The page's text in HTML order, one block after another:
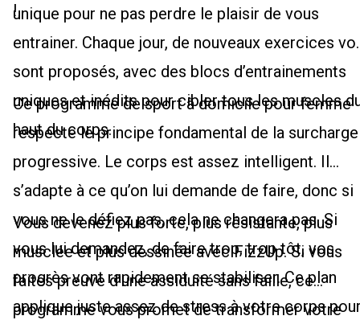
!unique pour ne pas perdre le plaisir de vous
entrainer. Chaque jour, de nouveaux exercices
sont proposés, avec des blocs d’entrainements
uniques et inédits pour cibler tous les muscles
haut du corps.
Ce programme de sport à domicile pour femme
respecte le principe fondamental de la surcharge
progressive. Le corps est assez intelligent. Il
s’adapte à ce qu’on lui demande de faire, donc si
vous ne le défiez pas, cela ne changera pas. Si
vous lui demandez, de faire trop, trop tôt, vos
progrès vont rapidement se stabiliser. Ce plan
applique juste assez de stress à votre corps
Vous devenez plus forte, plus résistante, plus
musclée et plus dessinée avec FizzUp. Si vous
faites preuve d’une assiduité sans faille, ce
programme vous promet de transformer votre